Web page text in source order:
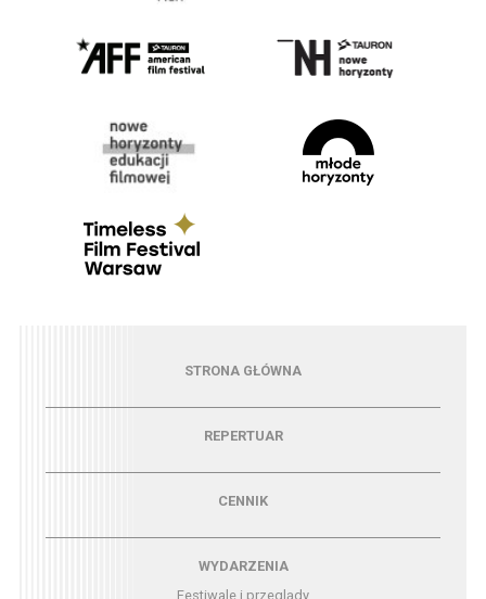
Menu - strona główna
STRONA GŁÓWNA
Menu - repertuarREPERTUAR
CENNIK
Menu - wydarzeniaWYDARZENIA
Festiwale i przeglądy